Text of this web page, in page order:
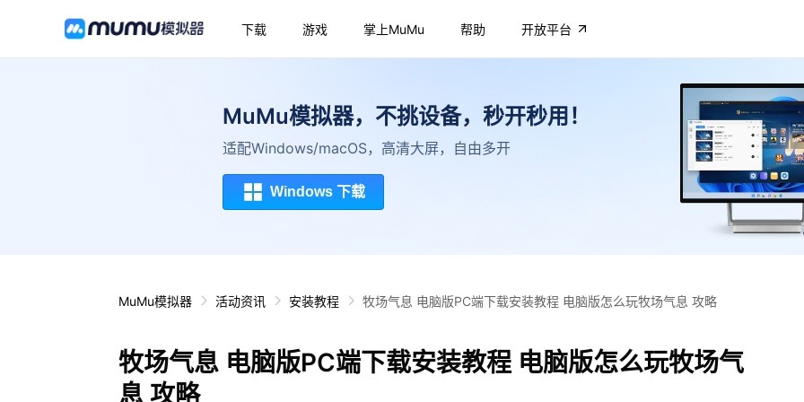
下载 游戏 掌上MuMu 帮助 开放平台
MuMu模拟器，不挑设备，秒开秒用！
适配Windows/macOS，高清大屏，自由多开
Windows 下载
MuMu模拟器 活动资讯 安装教程 牧场气息 电脑版PC端下载安装教程 电脑版怎么玩牧场气息 攻略
牧场气息 电脑版PC端下载安装教程 电脑版怎么玩牧场气
息 攻略